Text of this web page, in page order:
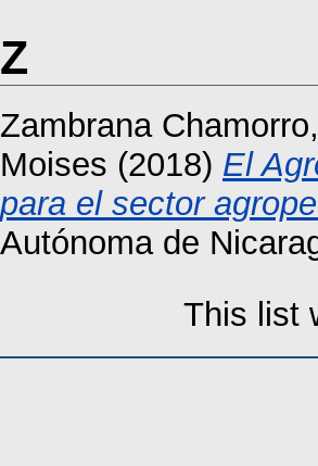
Z
Zambrana
Moises (2018) El
para el sector
Autónoma de
This list